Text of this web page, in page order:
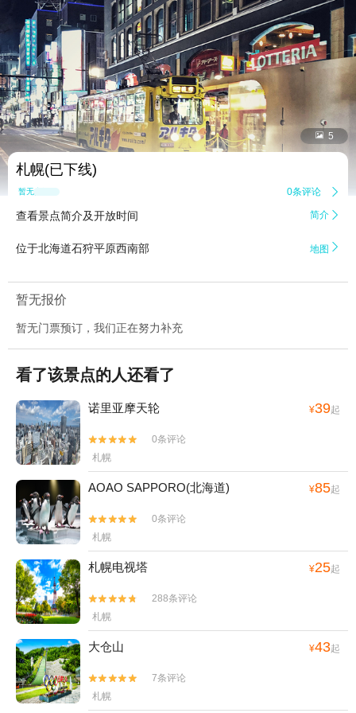
 5
札幌(已下线)
暂无点评 0条评论 
查看景点简介及开放时间 简介 
位于北海道石狩平原西南部 地图 
暂无报价
暂无门票预订，我们正在努力补充
看了该景点的人还看了
诺里亚摩天轮 ¥39起


0条评论
札幌
AOAO SAPPORO(北海道) ¥85起


0条评论
札幌
札幌电视塔 ¥25起


288条评论
札幌
大仓山 ¥43起


7条评论
札幌
